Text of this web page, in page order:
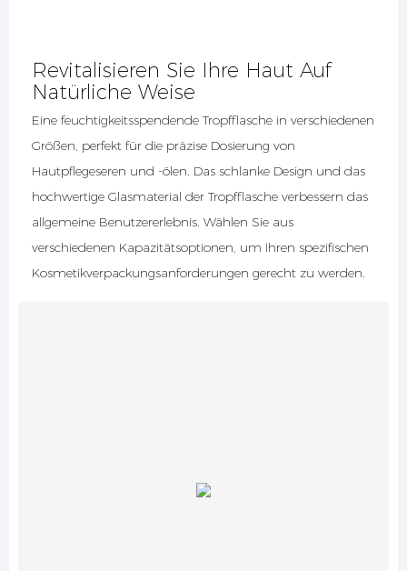
Revitalisieren Sie Ihre Haut Auf
Natürliche Weise
Eine feuchtigkeitsspendende Tropfflasche in verschiedenen
Größen, perfekt für die präzise Dosierung von
Hautpflegeseren und -ölen. Das schlanke Design und das
hochwertige Glasmaterial der Tropfflasche verbessern das
allgemeine Benutzererlebnis. Wählen Sie aus
verschiedenen Kapazitätsoptionen, um Ihren spezifischen
Kosmetikverpackungsanforderungen gerecht zu werden.